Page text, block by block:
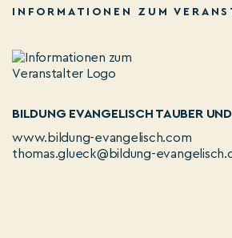
INFORMATIONEN ZUM
BILDUNG EVANGELISCH TAUBER
www.bildung-evangelisch.com
thomas.glueck@bildung-